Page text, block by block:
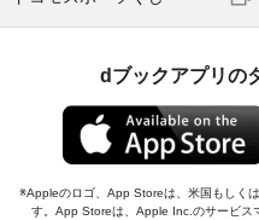
dブックアプリの
Appleのロゴ、App Storeは、米国もしく
す。App Storeは、Apple Inc.のサービス